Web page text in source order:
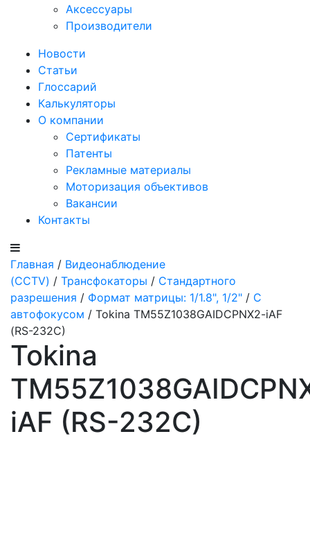
Аксессуары
Производители
Новости
Статьи
Глоссарий
Калькуляторы
О компании
Сертификаты
Патенты
Рекламные материалы
Моторизация объективов
Вакансии
Контакты
Главная / Видеонаблюдение
(CCTV) / Трансфокаторы / Стандартного
разрешения / Формат матрицы: 1/1.8", 1/2" / С
автофокусом / Tokina TM55Z1038GAIDCPNX2-iAF
(RS-232C)
Tokina
iAF (RS-232C)